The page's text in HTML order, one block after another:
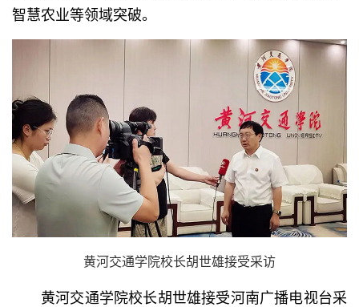
智慧农业等领域突破。
黄河交通学院校长胡世雄接受采访
黄河交通学院校长胡世雄接受河南广播电视台采